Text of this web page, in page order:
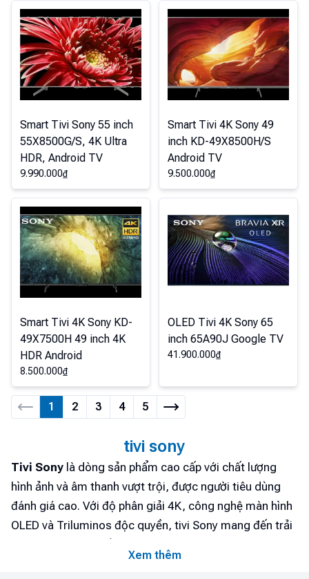
Smart Tivi Sony 55 inch
55X8500G/S, 4K Ultra
HDR, Android TV
9.990.000₫
Smart Tivi 4K Sony 49
inch KD-49X8500H/S
Android TV
9.500.000₫
Smart Tivi 4K Sony KD-
49X7500H 49 inch 4K
HDR Android
8.500.000₫
OLED Tivi 4K Sony 65
inch 65A90J Google TV
41.900.000₫
1 2 3 4 5
tivi sony
Tivi Sony là dòng sản phẩm cao cấp với chất lượng
hình ảnh và âm thanh vượt trội, được người tiêu dùng
đánh giá cao. Với độ phân giải 4K, công nghệ màn hình
OLED và Triluminos độc quyền, tivi Sony mang đến trải
Sony còn tích hợp hệ điều hành Android, hỗ trợ điều
Xem thêm